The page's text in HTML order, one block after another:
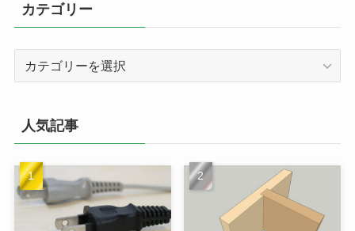
カテゴリー
ー
人気記事